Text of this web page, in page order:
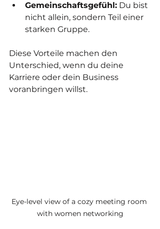
Gemeinschaftsgefühl: Du bist
nicht allein, sondern Teil einer
starken Gruppe.
Diese Vorteile machen den
Unterschied, wenn du deine
Karriere oder dein Business
voranbringen willst.
Eye-level view of a cozy meeting room
with women networking